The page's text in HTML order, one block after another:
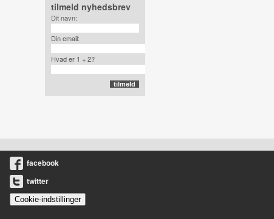
tilmeld nyhedsbrev
Dit navn:
Din email:
Hvad er 1 + 2?
facebook
twitter
Cookie-indstillinger